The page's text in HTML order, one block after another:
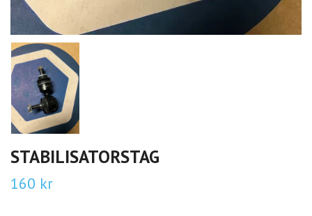
STABILISATORSTAG
160 kr